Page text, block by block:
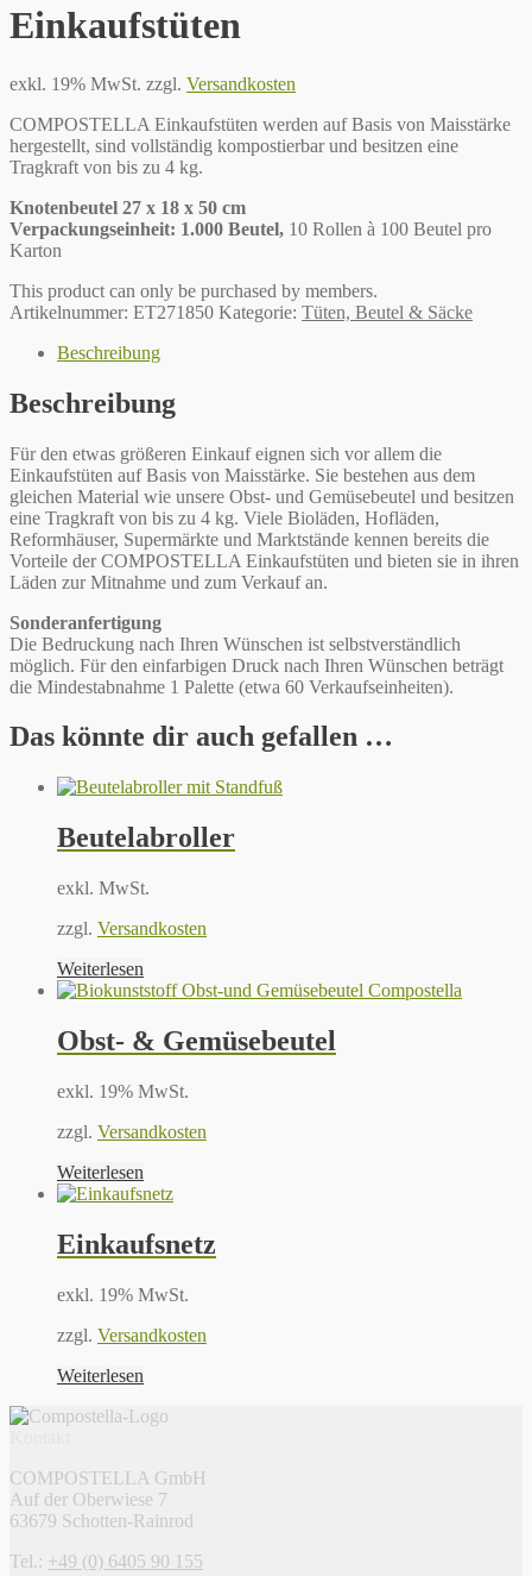
Einkaufstüten
exkl. 19% MwSt. zzgl. Versandkosten
COMPOSTELLA Einkaufstüten werden auf Basis von Maisstärke
hergestellt, sind vollständig kompostierbar und besitzen eine
Tragkraft von bis zu 4 kg.
Knotenbeutel 27 x 18 x 50 cm
Verpackungseinheit: 1.000 Beutel, 10 Rollen à 100 Beutel pro
Karton
This product can only be purchased by members.
Artikelnummer: ET271850 Kategorie: Tüten, Beutel & Säcke
Beschreibung
Beschreibung
Für den etwas größeren Einkauf eignen sich vor allem die
Einkaufstüten auf Basis von Maisstärke. Sie bestehen aus dem
gleichen Material wie unsere Obst- und Gemüsebeutel und besitzen
eine Tragkraft von bis zu 4 kg. Viele Bioläden, Hofläden,
Reformhäuser, Supermärkte und Marktstände kennen bereits die
Vorteile der COMPOSTELLA Einkaufstüten und bieten sie in ihren
Läden zur Mitnahme und zum Verkauf an.
Sonderanfertigung
Die Bedruckung nach Ihren Wünschen ist selbstverständlich
möglich. Für den einfarbigen Druck nach Ihren Wünschen beträgt
die Mindestabnahme 1 Palette (etwa 60 Verkaufseinheiten).
Das könnte dir auch gefallen …
Beutelabroller
exkl. MwSt.
zzgl. Versandkosten
Weiterlesen
Obst- & Gemüsebeutel
exkl. 19% MwSt.
zzgl. Versandkosten
Weiterlesen
Einkaufsnetz
exkl. 19% MwSt.
zzgl. Versandkosten
Weiterlesen
COMPOSTELLA GmbH
Auf der Oberwiese 7
63679 Schotten-Rainrod
Tel.: +49 (0) 6405 90 155